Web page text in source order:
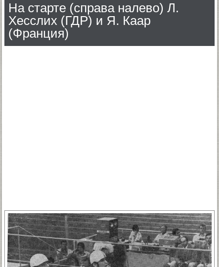
На старте (справа налево) Л.
Хесслих (ГДР) и Я. Каар
(Франция)